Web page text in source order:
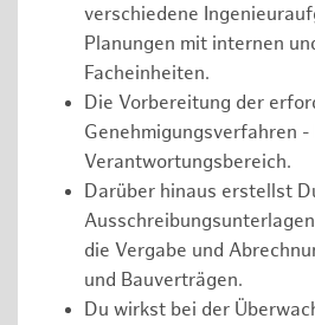
verschiedene
Planungen mit internen
Facheinheiten.
Die Vorbereitung der
Genehmigungsverfahren
Verantwortungsbereich.
Darüber hinaus erstellst
die Vergabe und
und Bauverträgen.
Du wirkst bei der